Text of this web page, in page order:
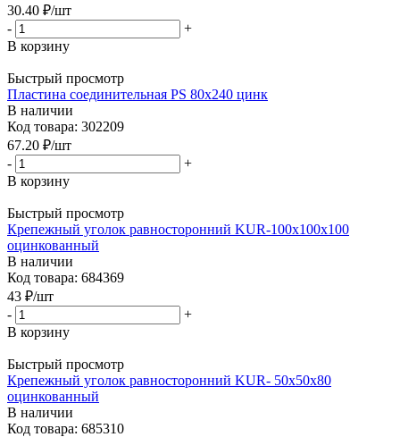
30.40 ₽/шт
-
+
В корзину
Быстрый просмотр
Пластина соединительная PS 80x240 цинк
В наличии
Код товара: 302209
67.20 ₽/шт
-
+
В корзину
Быстрый просмотр
Крепежный уголок равносторонний KUR-100x100x100
оцинкованный
В наличии
Код товара: 684369
43 ₽/шт
-
+
В корзину
Быстрый просмотр
Крепежный уголок равносторонний KUR- 50x50x80
оцинкованный
В наличии
Код товара: 685310